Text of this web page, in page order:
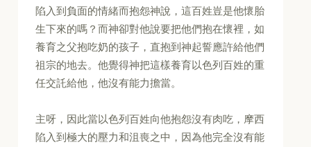
陷入到負面的情緒而抱怨神說，這百姓豈是他懷胎
生下來的嗎？而神卻對他說要把他們抱在懷裡，如
養育之父抱吃奶的孩子，直抱到神起誓應許給他們
祖宗的地去。他覺得神把這樣養育以色列百姓的重
任交託給他，他沒有能力擔當。
主呀，因此當以色列百姓向他抱怨沒有肉吃，摩西
陷入到極大的壓力和沮喪之中，因為他完全沒有能